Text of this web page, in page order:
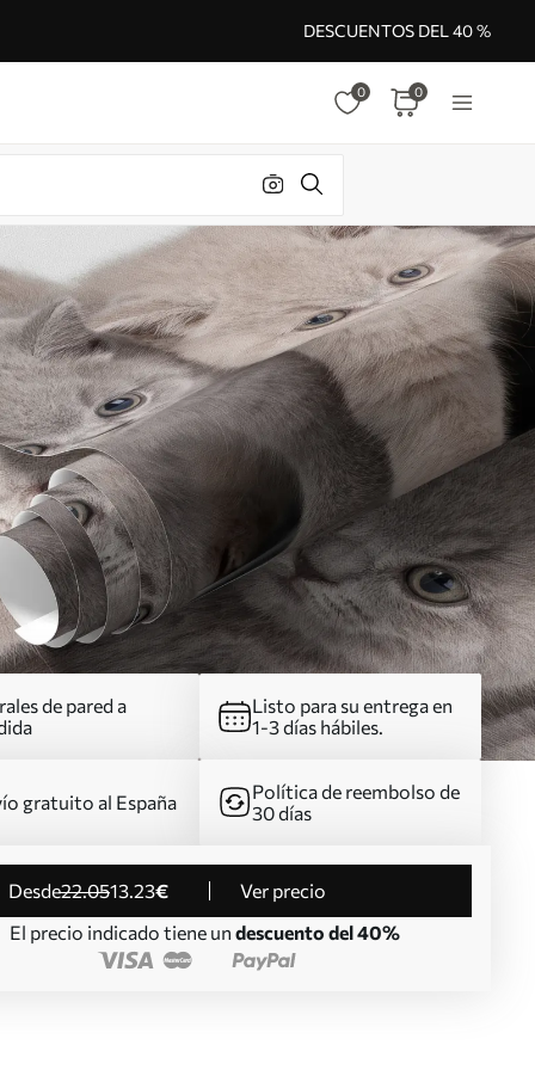
DESCUENTOS DEL 40 %
0 0
de pared a
Listo para su entrega en
1-3 días hábiles.
gratuito al España
Política de reembolso de
30 días
desde22.0513.23€
Ver precio
El precio indicado tiene un descuento del 40%